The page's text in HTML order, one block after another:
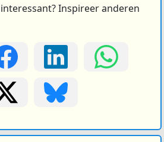
Inspireer anderen